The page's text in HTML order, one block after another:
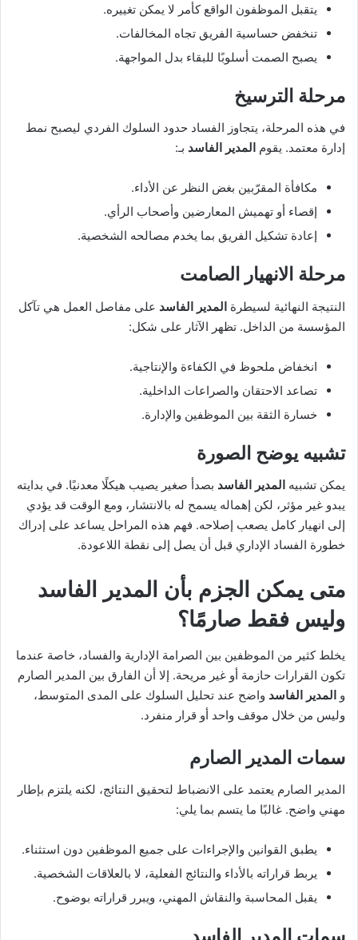
يتقبل الموظفون الواقع كأمر لا يمكن تغييره.
تنخفض حساسية الفريق تجاه المخالفات.
يصبح الصمت أسلوبًا للبقاء بدل المواجهة.
مرحلة الترسيخ
في هذه المرحلة، يتجاوز الفساد حدود السلوك الفردي ليصبح نمط
إدارة معتمد. يقوم المدير الفاسد بـ:
مكافأة المقرّبين بغض النظر عن الأداء.
إقصاء أو تهميش المعارضين وأصحاب الرأي.
إعادة تشكيل الفريق بما يخدم مصالحه الشخصية.
مرحلة الانهيار الصامت
النتيجة النهائية لسيطرة المدير الفاسد على مفاصل العمل هي تآكل
المؤسسة من الداخل. تظهر الآثار على شكل:
انخفاض ملحوظ في الكفاءة والإنتاجية.
تصاعد الاحتقان والصراعات الداخلية.
خسارة الثقة بين الموظفين والإدارة.
تشبيه يوضح الصورة
يمكن تشبيه المدير الفاسد بصدأ صغير يصيب هيكلًا معدنيًا. في بدايته
يبدو غير مؤثر، لكن إهماله يسمح له بالانتشار، ومع الوقت قد يؤدي
إلى انهيار كامل يصعب إصلاحه. فهم هذه المراحل يساعد على إدراك
خطورة الفساد الإداري قبل أن يصل إلى نقطة اللاعودة.
متى يمكن الجزم بأن المدير الفاسد
وليس فقط صارمًا؟
يخلط كثير من الموظفين بين الصرامة الإدارية والفساد، خاصة عندما
تكون القرارات حازمة أو غير مريحة. إلا أن الفارق بين المدير الصارم
و المدير الفاسد واضح عند تحليل السلوك على المدى المتوسط،
وليس من خلال موقف واحد أو قرار منفرد.
سمات المدير الصارم
المدير الصارم يعتمد على الانضباط لتحقيق النتائج، لكنه يلتزم بإطار
مهني واضح. غالبًا ما يتسم بما يلي:
يطبق القوانين والإجراءات على جميع الموظفين دون استثناء.
يربط قراراته بالأداء والنتائج الفعلية، لا بالعلاقات الشخصية.
يقبل المحاسبة والنقاش المهني، ويبرر قراراته بوضوح.